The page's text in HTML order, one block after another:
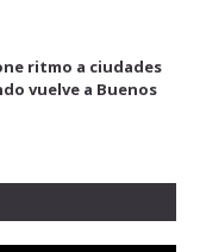
ritmo a ciudades
vuelve a Buenos